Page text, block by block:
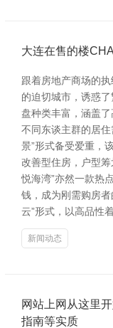
大连在售的楼
跟着房地产商场的
的迫切城市，诱惑
盘种类丰富，涵盖
不同东谈主群的居
景”形式备受爱重，
改善型住房，户型筹
悦海湾”亦然一款热
钱，成为刚需购房
云”形式，以高品性
新闻动态
网站上网从这里
指南等实质